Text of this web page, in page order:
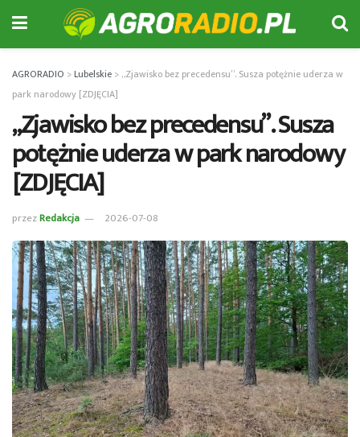
AGRORADIO >Lubelskie > „Zjawisko bez precedensu”. Susza potężnie uderza w
park narodowy [ZDJĘCIA]
„Zjawisko bez precedensu”. Susza
potężnie uderza w park narodowy
[ZDJĘCIA]
przezRedakcja 2026-07-08